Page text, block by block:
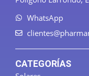
WhatsApp
CATEGORÍAS